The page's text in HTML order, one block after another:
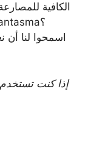
الكافية
اسمحوا لنا